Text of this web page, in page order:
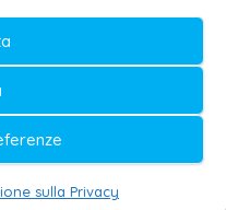
sulla Privacy
®
Registro della
di Lecce